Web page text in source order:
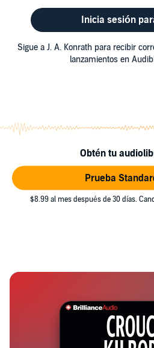
Inicia sesión
Sigue a J. A. Konrath para recibir
lanzamientos en
Obtén tu
Prueba
$8.99 al mes después de 30 días.